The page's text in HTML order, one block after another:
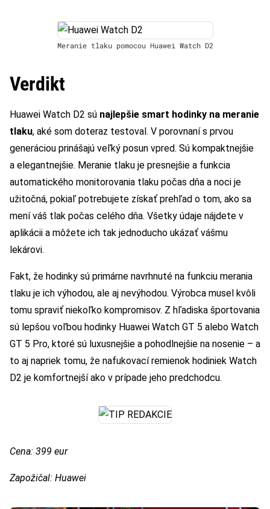
Meranie tlaku pomocou Huawei Watch D2
Verdikt
Huawei Watch D2 sú najlepšie smart hodinky na meranie
tlaku, aké som doteraz testoval. V porovnaní s prvou
generáciou prinášajú veľký posun vpred. Sú kompaktnejšie
a elegantnejšie. Meranie tlaku je presnejšie a funkcia
automatického monitorovania tlaku počas dňa a noci je
užitočná, pokiaľ potrebujete získať prehľad o tom, ako sa
mení váš tlak počas celého dňa. Všetky údaje nájdete v
aplikácii a môžete ich tak jednoducho ukázať vášmu
lekárovi.
Fakt, že hodinky sú primárne navrhnuté na funkciu merania
tlaku je ich výhodou, ale aj nevýhodou. Výrobca musel kvôli
tomu spraviť niekoľko kompromisov. Z hľadiska športovania
sú lepšou voľbou hodinky Huawei Watch GT 5 alebo Watch
GT 5 Pro, ktoré sú luxusnejšie a pohodlnejšie na nosenie – a
to aj napriek tomu, že nafukovací remienok hodiniek Watch
D2 je komfortnejší ako v prípade jeho predchodcu.
Cena: 399 eur
Zapožičal: Huawei